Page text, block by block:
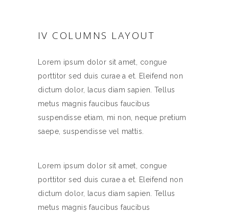
IV COLUMNS LAYOUT
Lorem ipsum dolor sit amet, congue
porttitor sed duis curae a et. Eleifend non
dictum dolor, lacus diam sapien. Tellus
metus magnis faucibus faucibus
suspendisse etiam, mi non, neque pretium
saepe, suspendisse vel mattis.
Lorem ipsum dolor sit amet, congue
porttitor sed duis curae a et. Eleifend non
dictum dolor, lacus diam sapien. Tellus
metus magnis faucibus faucibus